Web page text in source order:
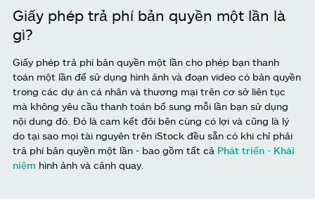
Giấy phép trả phí bản quyền một lần là
gì?
Giấy phép trả phí bản quyền một lần cho phép bạn thanh
toán một lần để sử dụng hình ảnh và đoạn video có bản quyền
trong các dự án cá nhân và thương mại trên cơ sở liên tục
mà không yêu cầu thanh toán bổ sung mỗi lần bạn sử dụng
nội dung đó. Đó là cam kết đôi bên cùng có lợi và cũng là lý
do tại sao mọi tài nguyên trên iStock đều sẵn có khi chỉ phải
trả phí bản quyền một lần - bao gồm tất cả Phát triển - Khái
niệm hình ảnh và cảnh quay.